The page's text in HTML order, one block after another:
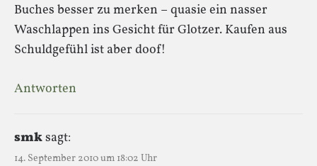
Buches besser zu merken – quasie ein nasser
Waschlappen ins Gesicht für Glotzer. Kaufen aus
Schuldgefühl ist aber doof!
Antworten
smksagt:
14. September 2010 um 18:02 Uhr